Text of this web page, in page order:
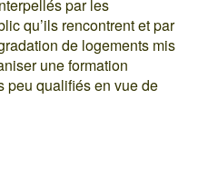
par les
qu’ils rencontrent et par
de logements mis
une formation
peu qualifiés en vue de